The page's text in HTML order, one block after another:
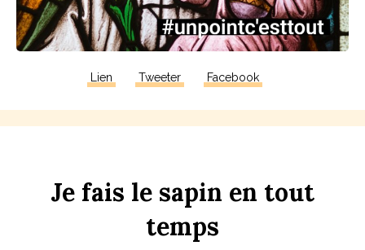
Lien Tweeter Facebook
Je fais le sapin en tout
temps